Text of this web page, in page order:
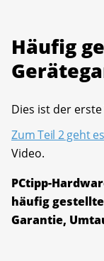
Häufig
Dies ist der erste
Zum Teil 2 geht
Video.
PCtipp-
häufig
Garantie,